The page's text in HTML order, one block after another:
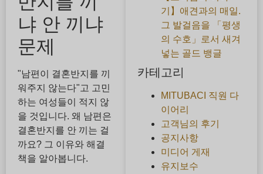
냐 안 끼냐
문제
"남편이 결혼반지를 끼
워주지 않는다"고 고민
하는 여성들이 적지 않
을 것입니다. 왜 남편은
결혼반지를 안 끼는 걸
까요? 그 이유와 해결
책을 알아봅니다.
기】애견과의 매일.
그 발걸음을 「평생
의 수호」로서 새겨
넣는 골드 뱅글
카테고리
MITUBACI 직원 다
이어리
고객님의 후기
공지사항
미디어 게재
유지보수